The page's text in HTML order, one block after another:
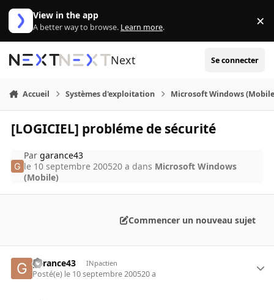
Aller au contenu
View in the app
A better way to browse. Learn more. ×
Next Se connecter
Accueil Systèmes d'exploitation Microsoft Windows
[LOGICIEL] probléme de sécurité
Pargarance43
le 10 septembre 200520 a dans Microsoft Windows
(Mobile)
Commencer un nouveau sujet
garance43 INpactien
Posté(e) le 10 septembre 200520 a